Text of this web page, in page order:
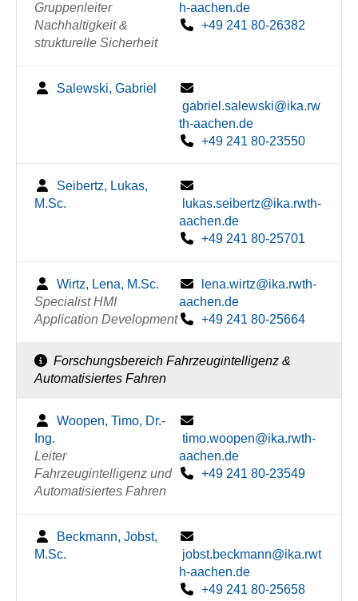
Gruppenleiter
Nachhaltigkeit &
strukturelle Sicherheit
h-aachen.de
+49 241 80-26382
Salewski, Gabriel
gabriel.salewski@ika.rw
th-aachen.de
+49 241 80-23550
Seibertz, Lukas,
M.Sc.
lukas.seibertz@ika.rwth-
aachen.de
+49 241 80-25701
Wirtz, Lena, M.Sc.
Specialist HMI
Application Development
lena.wirtz@ika.rwth-
aachen.de
+49 241 80-25664
Forschungsbereich Fahrzeugintelligenz &
Automatisiertes Fahren
Woopen, Timo, Dr.-
Ing.
Leiter
Fahrzeugintelligenz und
Automatisiertes Fahren
timo.woopen@ika.rwth-
aachen.de
+49 241 80-23549
Beckmann, Jobst,
M.Sc.
jobst.beckmann@ika.rwt
h-aachen.de
+49 241 80-25658